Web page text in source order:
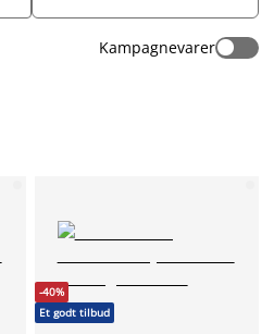
Kampagnevarer
-40%
Et godt tilbud